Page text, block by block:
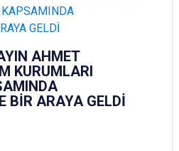
AHMET
KURUMLARI
BİR ARAYA GELDİ